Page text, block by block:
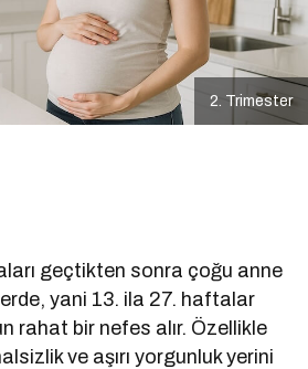
2. Trimester
geçtikten sonra çoğu anne
yani 13. ila 27. haftalar
rahat bir nefes alır. Özellikle
ve aşırı yorgunluk yerini